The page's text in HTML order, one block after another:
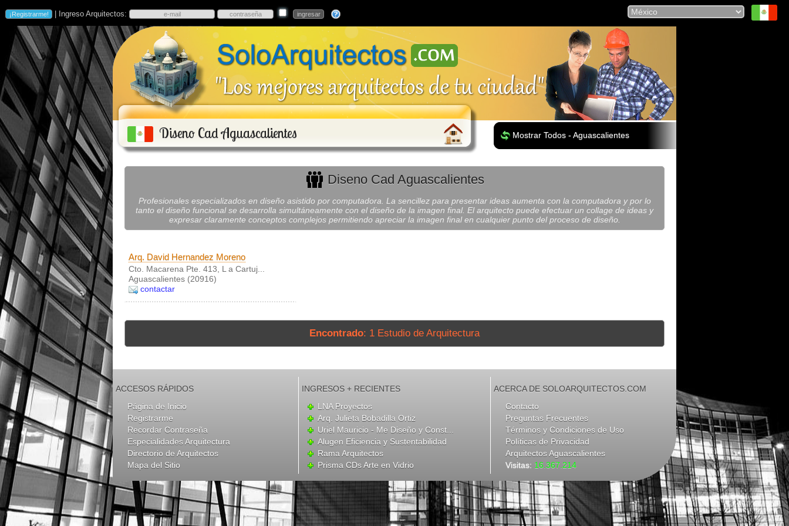
| Ingreso Arquitectos:
Diseno Cad Aguascalientes Mostrar Todos - Aguascalientes
Diseno Cad Aguascalientes
Profesionales especializados en diseño asistido por computadora. La sencillez para presentar ideas aumenta con la computadora y por lo
tanto el diseño funcional se desarrolla simultáneamente con el diseño de la imagen final. El arquitecto puede efectuar un collage de ideas y
expresar claramente conceptos complejos permitiendo apreciar la imagen final en cualquier punto del proceso de diseño.
Arq. David Hernandez Moreno
Cto. Macarena Pte. 413, L a Cartuj...
Aguascalientes (20916)
contactar
Encontrado: 1 Estudio de Arquitectura
ACCESOS RÁPIDOS
Página de Inicio
Registrarme
Recordar Contraseña
Especialidades Arquitectura
Directorio de Arquitectos
Mapa del Sitio
INGRESOS + RECIENTES
LNA Proyectos
Arq. Julieta Bobadilla Ortiz
Uriel Mauricio - Me Diseño y Const...
Alugen Eficiencia y Sustentabilidad
Rama Arquitectos
Prisma CDs Arte en Vidrio
ACERCA DE SOLOARQUITECTOS.COM
Contacto
Preguntas Frecuentes
Términos y Condiciones de Uso
Políticas de Privacidad
Arquitectos Aguascalientes
Visitas: 16.367.214